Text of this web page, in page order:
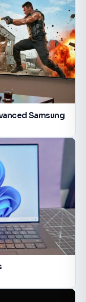
Samsung